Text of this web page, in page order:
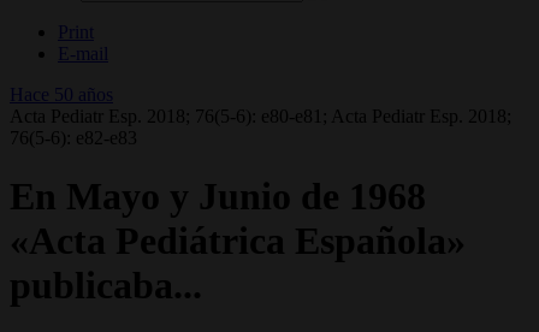
Print
E-mail
Hace 50 años
Acta Pediatr Esp. 2018; 76(5-6): e80-e81; Acta Pediatr Esp. 2018;
76(5-6): e82-e83
En Mayo y Junio de 1968
«Acta Pediátrica Española»
publicaba...